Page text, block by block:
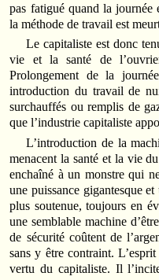
pas fatigué quand la
la méthode de travail est
Le capitaliste est donc
vie et la santé de
Prolongement de la
introduction du travail de
surchauffés ou remplis de
que l’industrie capitaliste
L’introduction de la
menacent la santé et la vie
enchaîné à un monstre qui
une puissance gigantesque
plus soutenue, toujours en
une semblable machine
de sécurité coûtent de
sans y être contraint.
vertu du capitaliste. Il